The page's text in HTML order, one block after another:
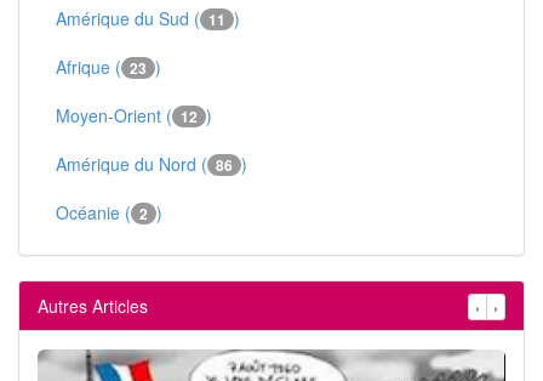
Amérique du Sud ( 11 )
Afrique ( 23 )
Moyen-Orient ( 12 )
Amérique du Nord ( 86 )
Océanie ( 2 )
Autres Articles ‹ ›